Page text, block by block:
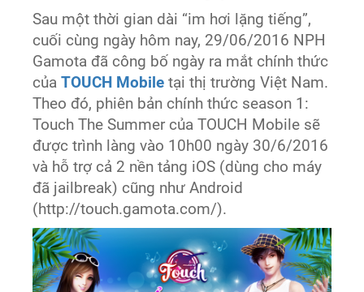
Sau một thời gian dài “im hơi lặng tiếng”,
cuối cùng ngày hôm nay, 29/06/2016 NPH
Gamota đã công bố ngày ra mắt chính thức
củaTOUCH Mobile tại thị trường Việt Nam.
Theo đó, phiên bản chính thức season 1:
Touch The Summer của TOUCH Mobile sẽ
được trình làng vào 10h00 ngày 30/6/2016
và hỗ trợ cả 2 nền tảng iOS (dùng cho máy
đã jailbreak) cũng như Android
(http://touch.gamota.com/).